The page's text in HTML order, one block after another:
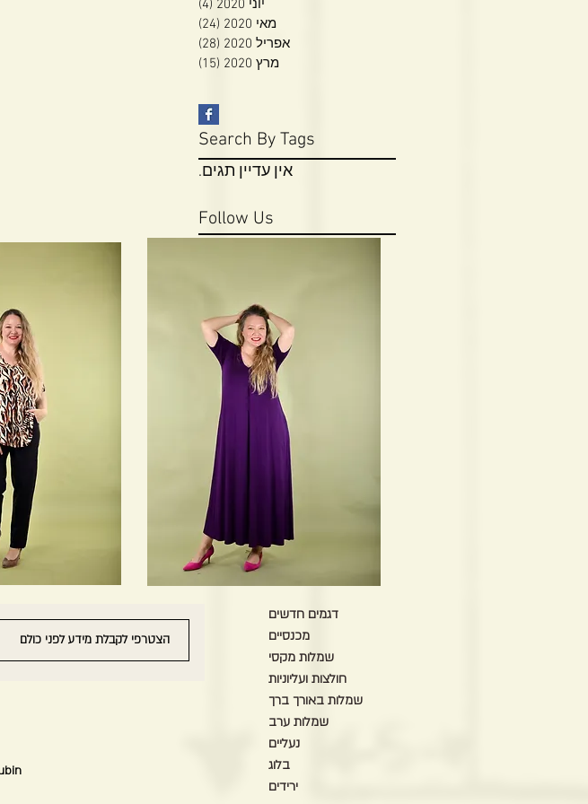
יוני 2020
(4)
מאי 2020
(24)
אפריל 2020
(28)
מרץ 2020
(15)
Search By Tags
אין עדיין תגים.
Follow Us
דגמים חדשים
מכנסיים
שמלות מקסי
חולצות ועליוניות
שמלות באורך ברך
שמלות ערב
נעליים
בלוג
ירידים